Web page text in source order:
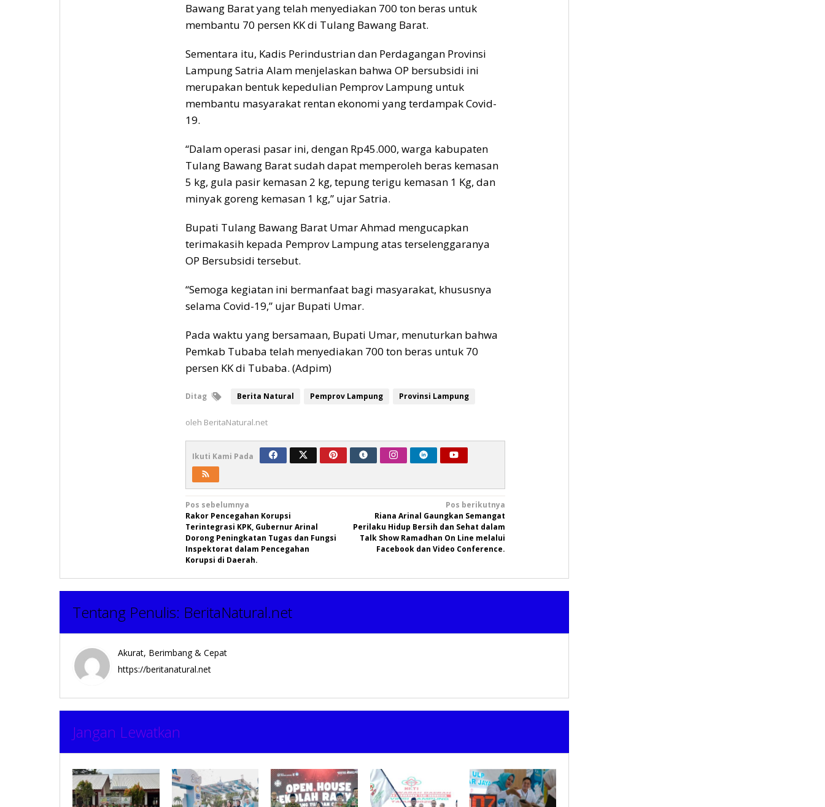
Bawang Barat yang telah menyediakan 700 ton beras untuk
membantu 70 persen KK di Tulang Bawang Barat.
Sementara itu, Kadis Perindustrian dan Perdagangan Provinsi
Lampung Satria Alam menjelaskan bahwa OP bersubsidi ini
merupakan bentuk kepedulian Pemprov Lampung untuk
membantu masyarakat rentan ekonomi yang terdampak Covid-
19.
“Dalam operasi pasar ini, dengan Rp45.000, warga kabupaten
Tulang Bawang Barat sudah dapat memperoleh beras kemasan
5 kg, gula pasir kemasan 2 kg, tepung terigu kemasan 1 Kg, dan
minyak goreng kemasan 1 kg,” ujar Satria.
Bupati Tulang Bawang Barat Umar Ahmad mengucapkan
terimakasih kepada Pemprov Lampung atas terselenggaranya
OP Bersubsidi tersebut.
“Semoga kegiatan ini bermanfaat bagi masyarakat, khususnya
selama Covid-19,” ujar Bupati Umar.
Pada waktu yang bersamaan, Bupati Umar, menuturkan bahwa
Pemkab Tubaba telah menyediakan 700 ton beras untuk 70
persen KK di Tubaba. (Adpim)
Ditag Berita Natural Pemprov Lampung Provinsi Lampung
oleh BeritaNatural.net
Ikuti Kami Pada
Navigasi
pos
Pos sebelumnya
Rakor Pencegahan Korupsi
Terintegrasi KPK, Gubernur Arinal
Dorong Peningkatan Tugas dan Fungsi
Inspektorat dalam Pencegahan
Korupsi di Daerah.
Pos berikutnya
Riana Arinal Gaungkan Semangat
Perilaku Hidup Bersih dan Sehat dalam
Talk Show Ramadhan On Line melalui
Facebook dan Video Conference.
Tentang Penulis: BeritaNatural.net
Akurat, Berimbang & Cepat
https://beritanatural.net
Jangan Lewatkan